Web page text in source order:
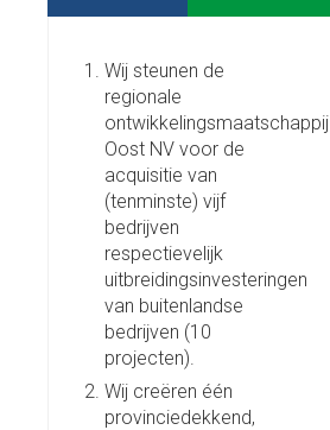
Wij steunen de
regionale
ontwikkelingsmaatschappij
Oost NV voor de
acquisitie van
(tenminste) vijf
bedrijven
respectievelijk
uitbreidingsinvesteringen
van buitenlandse
bedrijven (10
projecten).
Wij creëren één
provinciedekkend,